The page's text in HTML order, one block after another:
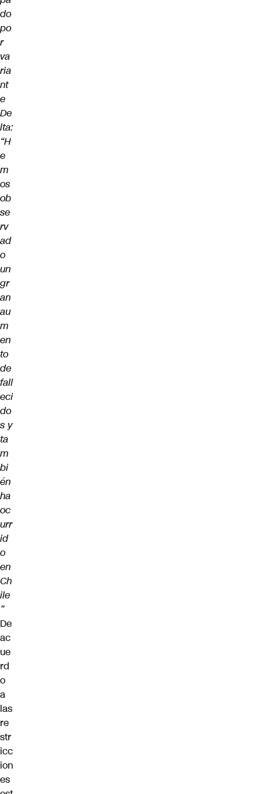
do
po
r
va
ria
nt
e
De
lta:
“H
e
m
os
ob
se
rv
ad
o
un
gr
an
au
m
en
to
de
fall
eci
do
s y
ta
m
bi
én
ha
oc
urr
id
o
en
Ch
ile
”
De
ac
ue
rd
o
a
las
re
str
icc
ion
es